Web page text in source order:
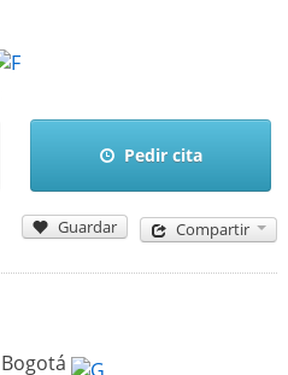
Pedir cita
Guardar Compartir
Bogotá